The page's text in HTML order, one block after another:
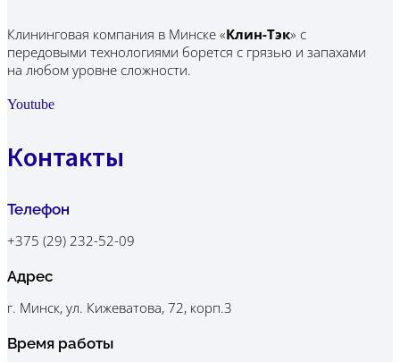
Клининговая компания в Минске «Клин-Тэк» с
передовыми технологиями борется с грязью и запахами
на любом уровне сложности.
Youtube
Контакты
Телефон
+375 (29) 232-52-09
Адрес
г. Минск, ул. Кижеватова, 72, корп.3
Время работы